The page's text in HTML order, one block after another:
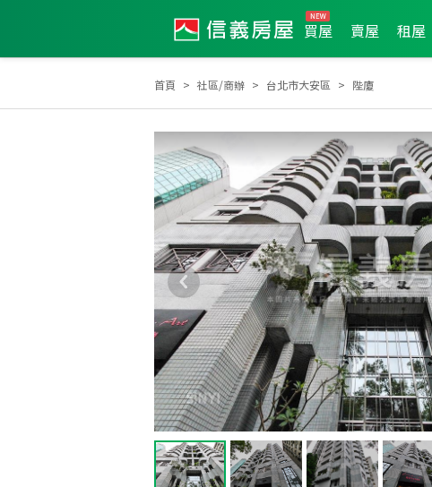
買屋 賣屋 租屋
首頁 社區/商辦 台北市大安區 陛廈
全公司2022年11月業績TOP1 2024年業績破千萬經紀人員